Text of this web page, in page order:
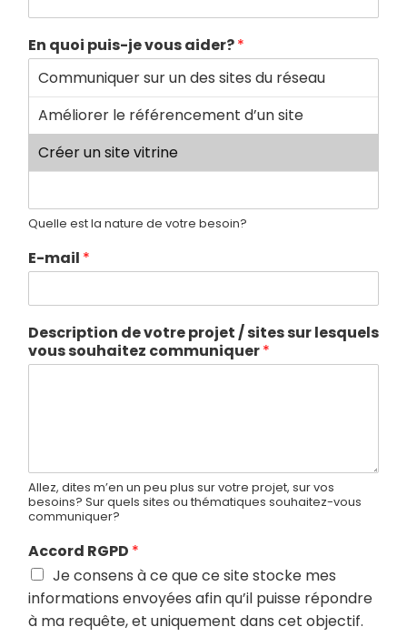
En quoi puis-je vous aider?*
Quelle est la nature de votre besoin?
E-mail *
Description de votre projet / sites sur lesquels
vous souhaitez communiquer*
Allez, dites m’en un peu plus sur votre projet, sur vos
besoins? Sur quels sites ou thématiques souhaitez-vous
communiquer?
Accord RGPD *
Je consens à ce que ce site stocke mes
informations envoyées afin qu’il puisse répondre
à ma requête, et uniquement dans cet objectif.